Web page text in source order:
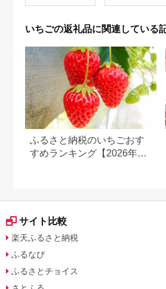
心農園 果物 フルー
いしい おすすめ 贈
物 ギフト 埼玉県 東
山市
いちごの返礼品に関連している
ふるさと納税のいちごおす
すめランキング【2026年】
サイト比較
楽天ふるさと納税
ふるなび
ふるさとチョイス